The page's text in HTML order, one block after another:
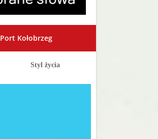
Port Kołobrzeg
Styl życia